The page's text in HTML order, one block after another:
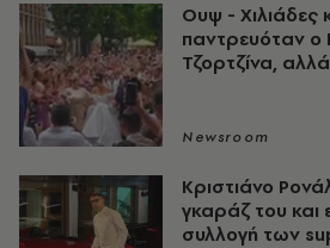
Ουψ - Χιλιάδες
παντρευόταν ο
Τζορτζίνα,
Newsroom
Κριστιάνο
γκαράζ του και
συλλογή των